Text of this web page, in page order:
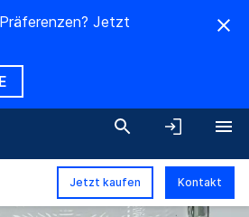
Jetzt
Jetzt kaufen Kontakt